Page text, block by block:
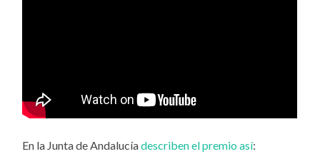
En la Junta de Andalucíadescriben el premio así: